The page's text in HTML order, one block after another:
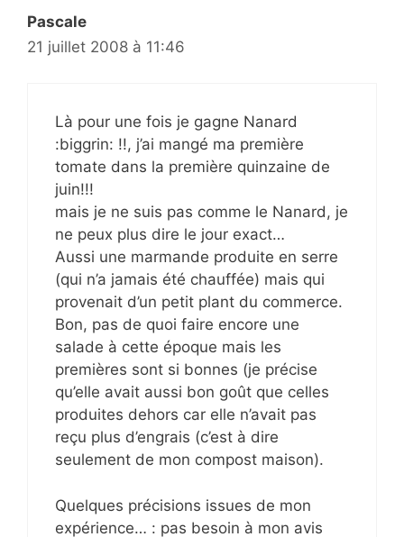
Pascale
21 juillet 2008 à 11:46
Là pour une fois je gagne Nanard
:biggrin: !!, j’ai mangé ma première
tomate dans la première quinzaine de
juin!!!
mais je ne suis pas comme le Nanard, je
ne peux plus dire le jour exact…
Aussi une marmande produite en serre
(qui n’a jamais été chauffée) mais qui
provenait d’un petit plant du commerce.
Bon, pas de quoi faire encore une
salade à cette époque mais les
premières sont si bonnes (je précise
qu’elle avait aussi bon goût que celles
produites dehors car elle n’avait pas
reçu plus d’engrais (c’est à dire
seulement de mon compost maison).
Quelques précisions issues de mon
expérience… : pas besoin à mon avis